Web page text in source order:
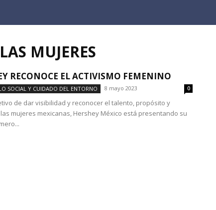
MUJERES
RECONOCE EL ACTIVISMO FEMENINO
SOCIAL Y CUIDADO DEL ENTORNO 8 mayo 2023 0
de dar visibilidad y reconocer el talento, propósito y
mujeres mexicanas, Hershey México está presentando su